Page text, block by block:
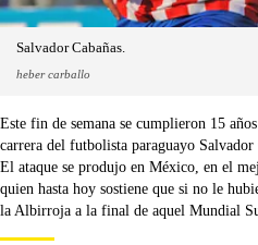
Salvador Cabañas.
heber carballo
Este fin de semana se cumplieron 15
carrera del futbolista paraguayo Salvador
El ataque se produjo en México, en el
quien hasta hoy sostiene que si no le
la Albirroja a la final de aquel Mundial